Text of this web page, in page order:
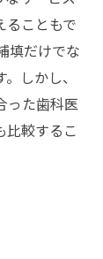
ることもで
填だけでな
しかし、
った歯科医
比較するこ